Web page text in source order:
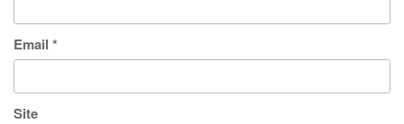
Email *
Site